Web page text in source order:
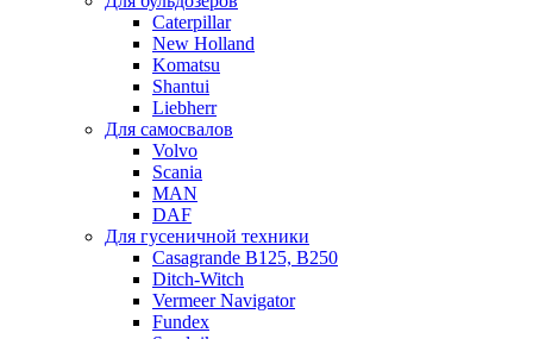
Caterpillar
New Holland
Komatsu
Shantui
Liebherr
Для самосвалов
Volvo
Scania
MAN
DAF
Для гусеничной техники
Casagrande B125, B250
Ditch-Witch
Vermeer Navigator
Fundex